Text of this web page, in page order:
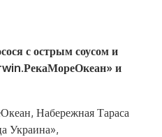
с острым соусом и
и
Набережная Тараса
Украина»,